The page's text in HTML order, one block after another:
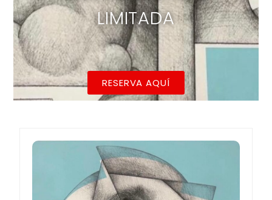
LIMITADA
RESERVA AQUÍ